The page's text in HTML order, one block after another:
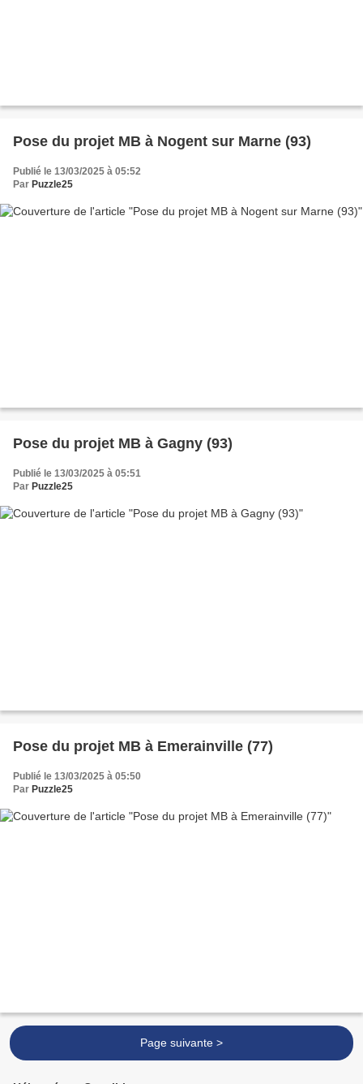
Pose du projet MB à Nogent sur Marne (93)
Publié le 13/03/2025 à 05:52
Par Puzzle25
Pose du projet MB à Gagny (93)
Publié le 13/03/2025 à 05:51
Par Puzzle25
Pose du projet MB à Emerainville (77)
Publié le 13/03/2025 à 05:50
Par Puzzle25
Page suivante >